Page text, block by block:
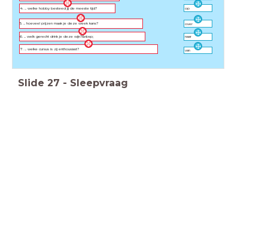
4. ... welke hobby besteed jij de meeste tijd?
5. ... hoeveel prijzen maak je deze week kans?
6. ... welk gerecht drink je deze wijn?&nbsp;
7. ... welke cursus is zij enthousiast?
op
over
naar
van
Slide 27 - Sleepvraag